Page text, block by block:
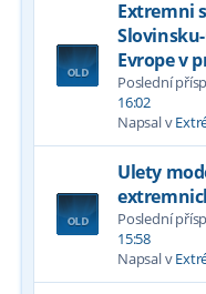
Extremni
Evrope v
Poslední
16:02
Napsal v
Ulety
Poslední
15:58
Napsal v